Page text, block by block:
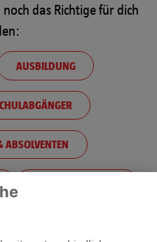
das Richtige für dich
AUSBILDUNG
ABSOLVENTEN